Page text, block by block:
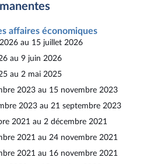
affaires économiques
au 15 juillet 2026
au 9 juin 2026
au 2 mai 2025
2023 au 15 novembre 2023
2023 au 21 septembre 2023
2021 au 2 décembre 2021
2021 au 24 novembre 2021
2021 au 16 novembre 2021